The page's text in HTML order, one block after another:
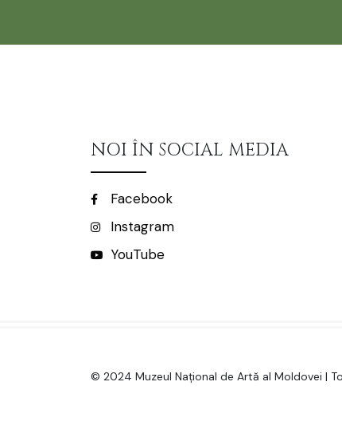
NOI ÎN SOCIAL MEDIA
Facebook
Instagram
YouTube
© 2024 Muzeul Național de Artă al Moldovei |